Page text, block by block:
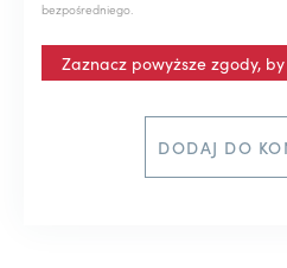
bezpośredniego.
Zaznacz powyższe zgody,
DODAJ DO